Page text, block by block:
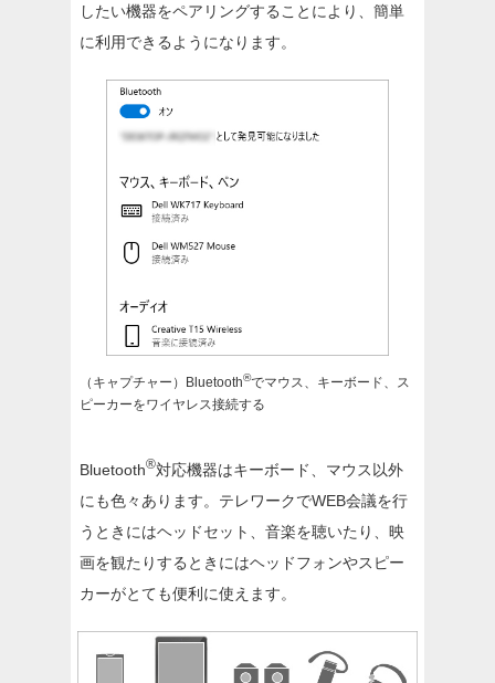
したい機器をペアリングすることにより、簡単
に利用できるようになります。
（キャプチャー）Bluetooth®でマウス、キーボード、ス
ピーカーをワイヤレス接続する
Bluetooth®対応機器はキーボード、マウス以外
にも色々あります。テレワークでWEB会議を行
うときにはヘッドセット、音楽を聴いたり、映
画を観たりするときにはヘッドフォンやスピー
カーがとても便利に使えます。